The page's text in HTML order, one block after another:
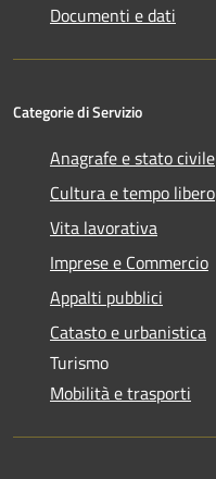
Documenti e dati
Categorie di Servizio
Anagrafe e stato civile
Cultura e tempo libero
Vita lavorativa
Imprese e Commercio
Appalti pubblici
Catasto e urbanistica
Turismo
Mobilità e trasporti